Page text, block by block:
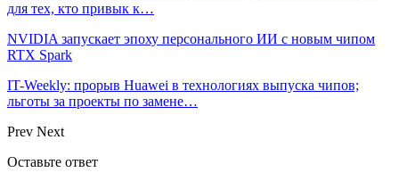
для тех, кто привык к…
NVIDIA запускает эпоху персонального ИИ с новым чипом
RTX Spark
IT-Weekly: прорыв Huawei в технологиях выпуска чипов;
льготы за проекты по замене…
Prev Next
Оставьте ответ